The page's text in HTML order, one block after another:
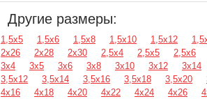
Другие размеры:
1,5х5 1,5х6 1,5х8 1,5х10 1,5х12
2х26
2х28 2х30 2,5х4 2,5х5
2,5х6
3х4
3х5 3х6 3х8 3х10 3х12
3х14
3,5х12
3,5х14 3,5х16 3,5х18 3,5х20
4х16
4х18 4х20 4х22 4х24 4х26